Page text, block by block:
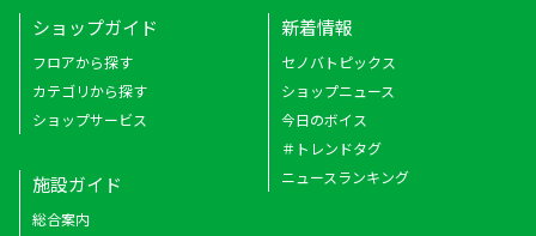
ショップガイド
フロアから探す
カテゴリから探す
ショップサービス
新着情報
セノバトピックス
ショップニュース
今日のボイス
＃トレンドタグ
ニュースランキング
施設ガイド
総合案内